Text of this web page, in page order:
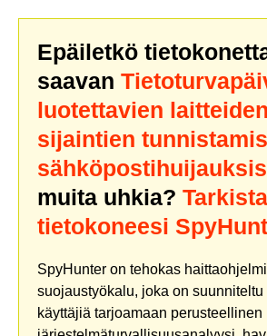
Epäiletkö
saavan
luotettavien
sijaintien
muita uhkia? Tarkista
tietokoneesi
SpyHunter on tehokas
suojaustyökalu, joka on suunniteltu
käyttäjiä tarjoamaan perusteellinen